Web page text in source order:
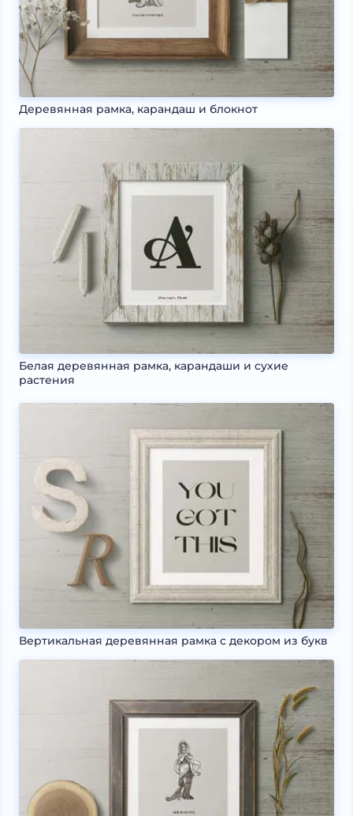
Деревянная рамка, карандаш и блокнот
Белая деревянная рамка, карандаши и сухие
растения
Вертикальная деревянная рамка с декором из букв